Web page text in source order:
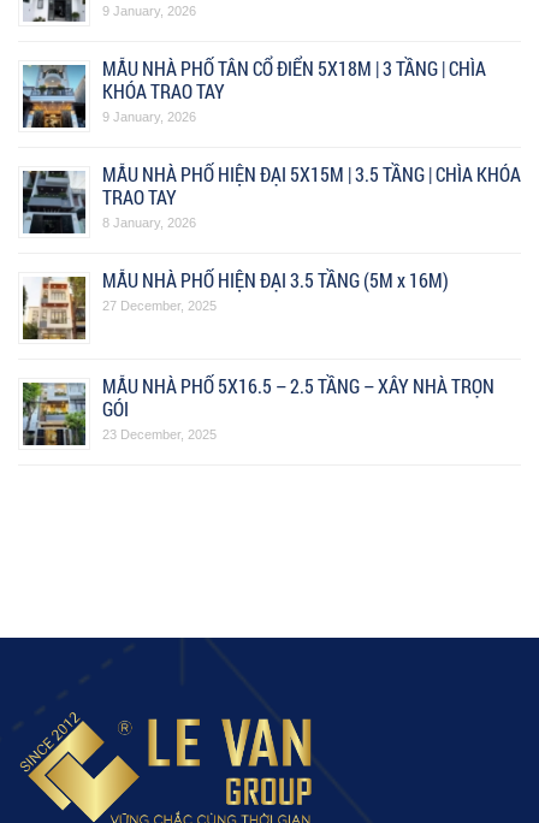
9 January, 2026
MẪU NHÀ PHỐ TÂN CỔ ĐIỂN 5X18M | 3 TẦNG | CHÌA
KHÓA TRAO TAY
9 January, 2026
MẪU NHÀ PHỐ HIỆN ĐẠI 5X15M | 3.5 TẦNG | CHÌA KHÓA
TRAO TAY
8 January, 2026
MẪU NHÀ PHỐ HIỆN ĐẠI 3.5 TẦNG (5M x 16M)
27 December, 2025
MẪU NHÀ PHỐ 5X16.5 – 2.5 TẦNG – XÂY NHÀ TRỌN
GÓI
23 December, 2025